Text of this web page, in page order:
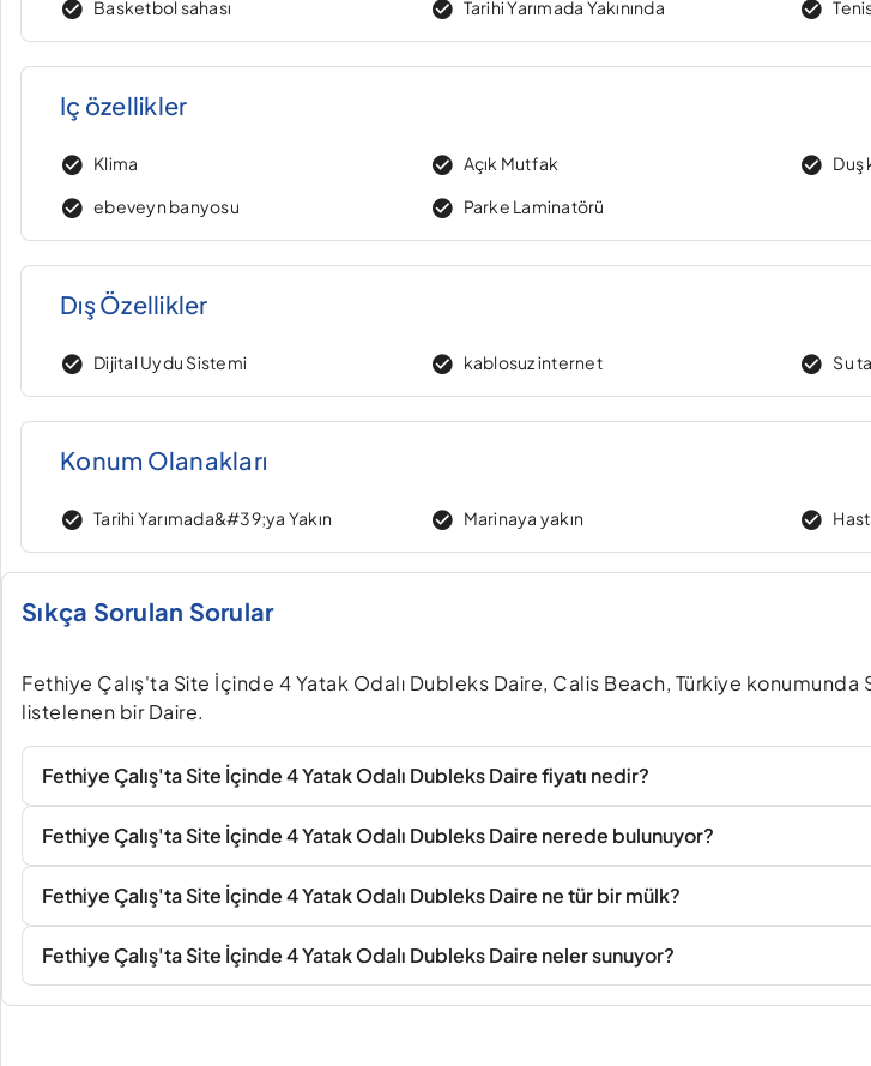
Basketbol sahası
Tarihi Yarımada Yakınında
Iç özellikler
Klima Açık Mutfak
Duş
ebeveyn banyosu
Parke Laminatörü
Dış Özellikler
Dijital Uydu Sistemi kablosuz internet Su
Konum Olanakları
Tarihi Yarımada&#39;ya Yakın Marinaya yakın
Sıkça Sorulan Sorular
Fethiye Çalış'ta Site İçinde 4 Yatak Odalı Dubleks Daire, Calis Beach, Türkiye
listelenen bir Daire.
Fethiye Çalış'ta Site İçinde 4 Yatak Odalı Dubleks Daire fiyatı nedir?
Fethiye Çalış'ta Site İçinde 4 Yatak Odalı Dubleks Daire nerede bulunuyor?
Fethiye Çalış'ta Site İçinde 4 Yatak Odalı Dubleks Daire ne tür bir mülk?
Fethiye Çalış'ta Site İçinde 4 Yatak Odalı Dubleks Daire neler sunuyor?